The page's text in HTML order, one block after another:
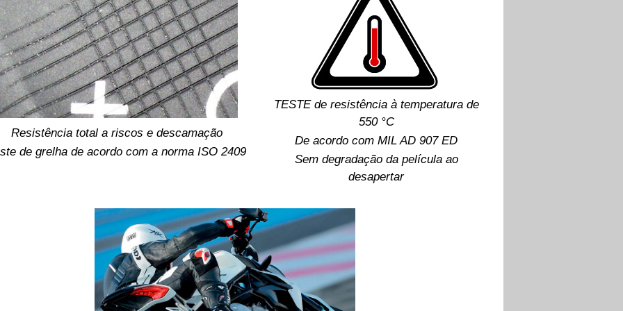
Resistência total a riscos e descamação
de grelha de acordo com a norma ISO 2409
TESTE de resistência à temperatura de
550 °C
De acordo com MIL AD 907 ED
Sem degradação da película ao
desapertar